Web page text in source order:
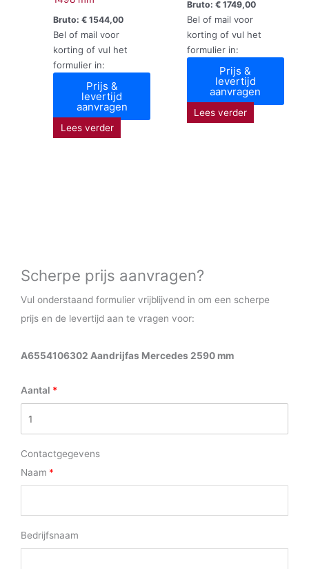
Bruto:€ 1544,00
Bel of mail voor
korting of vul het
formulier in:
Prijs &
levertijd
aanvragen
Lees verder
Bruto: €1749,00
Bel of mail voor
korting of vul het
formulier in:
Prijs &
levertijd
aanvragen
Lees verder
Scherpe prijs aanvragen?
Vul onderstaand formulier vrijblijvend in om een scherpe
prijs en de levertijd aan te vragen voor:
A6554106302 Aandrijfas Mercedes 2590 mm
Aantal
Contactgegevens
Naam
Bedrijfsnaam